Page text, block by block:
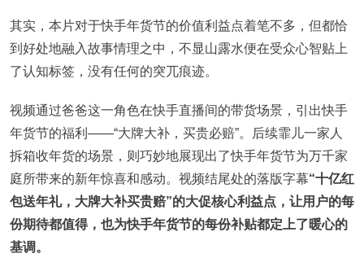
其实，本片对于快手年货节的价值利益点着笔不多，但都恰
到好处地融入故事情理之中，不显山露水便在受众心智贴上
了认知标签，没有任何的突兀痕迹。
视频通过爸爸这一角色在快手直播间的带货场景，引出快手
年货节的福利——“大牌大补，买贵必赔”。后续霏儿一家人
拆箱收年货的场景，则巧妙地展现出了快手年货节为万千家
庭所带来的新年惊喜和感动。视频结尾处的落版字幕“十亿红
包送年礼，大牌大补买贵赔”的大促核心利益点，让用户的每
份期待都值得，也为快手年货节的每份补贴都定上了暖心的
基调。